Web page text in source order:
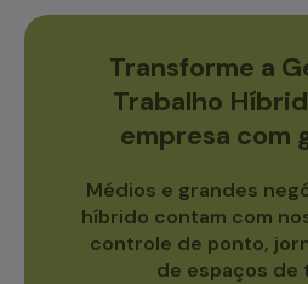
Transforme a
Trabalho
empresa com
Médios e grandes
híbrido contam com
controle de ponto,
de espaços de